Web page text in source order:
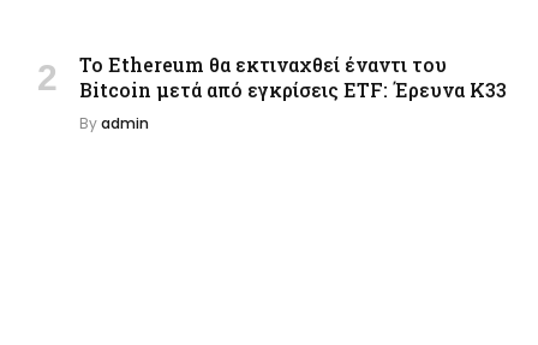
Το Ethereum θα εκτιναχθεί έναντι του
Bitcoin μετά από εγκρίσεις ETF: Έρευνα K33
Byadmin